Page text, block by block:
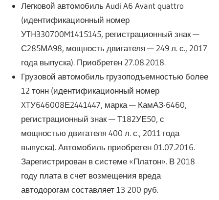
Легковой автомобиль Audi A6 Avant quattro
(идентификационный номер
УTH330700M1415145, регистрационный знак —
С285МА98, мощность двигателя — 249 л. с., 2017
года выпуска). Приобретен 27.08.2018.
Грузовой автомобиль грузоподъемностью более
12 тонн (идентификационный номер
XTУ646008Е2441447, марка — КамАЗ-6460,
регистрационный знак — Т182УЕ50, с
мощностью двигателя 400 л. с., 2011 года
выпуска). Автомобиль приобретен 01.07.2016.
Зарегистрирован в системе «Платон». В 2018
году плата в счет возмещения вреда
автодорогам составляет 13 200 руб.